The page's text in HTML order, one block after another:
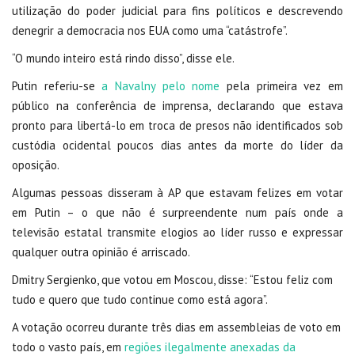
utilização do poder judicial para fins políticos e descrevendo
denegrir a democracia nos EUA como uma “catástrofe”.
“O mundo inteiro está rindo disso”, disse ele.
Putin referiu-sea Navalny pelo nome pela primeira vez em
público na conferência de imprensa, declarando que estava
pronto para libertá-lo em troca de presos não identificados sob
custódia ocidental poucos dias antes da morte do líder da
oposição.
Algumas pessoas disseram à AP que estavam felizes em votar
em Putin – o que não é surpreendente num país onde a
televisão estatal transmite elogios ao líder russo e expressar
qualquer outra opinião é arriscado.
Dmitry Sergienko, que votou em Moscou, disse: “Estou feliz com
tudo e quero que tudo continue como está agora”.
A votação ocorreu durante três dias em assembleias de voto em
todo o vasto país, em regiões ilegalmente anexadas da